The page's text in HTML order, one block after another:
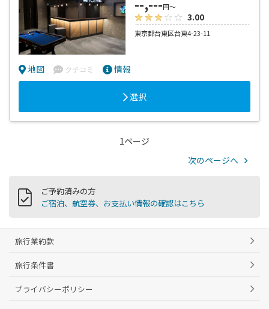
円～
3.00
東京都台東区台東4-23-11
地図 クチコミ 情報
選択
1ページ
次のページへ
ご予約済みの方
ご宿泊、航空券、お支払い情報の確認はこちら
旅行業約款
旅行条件書
プライバシーポリシー